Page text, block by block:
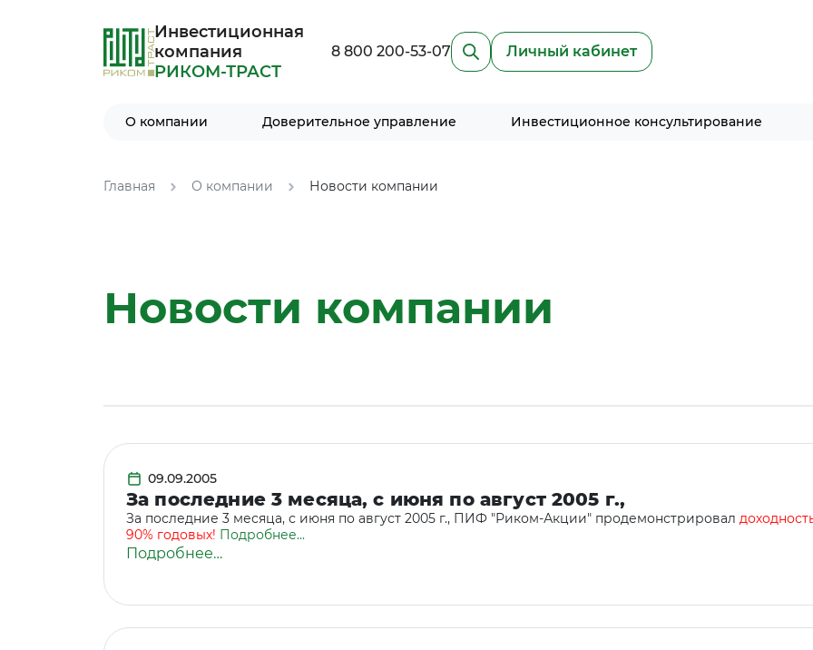
Инвестиционная
компания
РИКОМ-ТРАСТ
8 800 200-53-07 Личный кабинет
О компании Доверительное управление Инвестиционное консультирование
Главная О компании Новости компании
Новости компании
09.09.2005
За последние 3 месяца, с июня по август 2005 г.,
За последние 3 месяца, с июня по август 2005 г., ПИФ "Риком-Акции" продемонстрировал
90% годовых! Подробнее...
Подробнее…